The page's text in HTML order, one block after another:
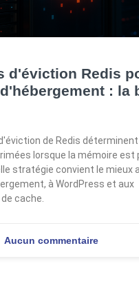
d'éviction Redis
: la
de Redis
lorsque la mémoire est
stratégie convient le mieux
à WordPress et aux
cache.
Aucun commentaire